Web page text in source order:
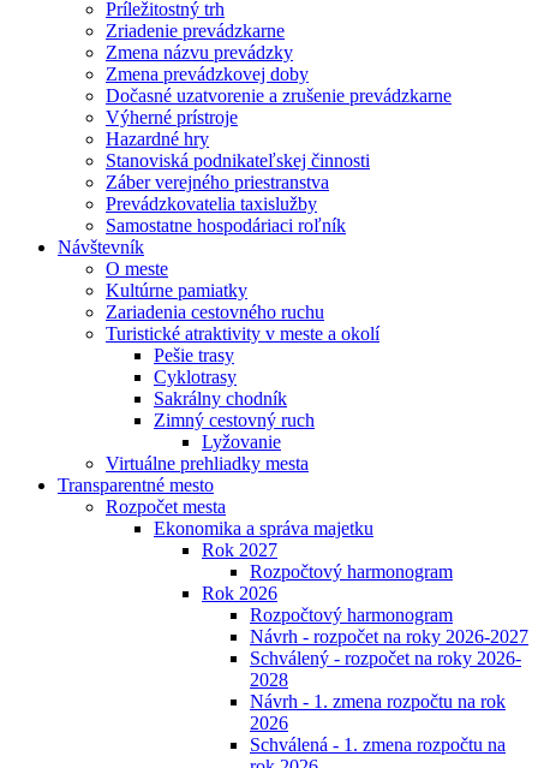
Príležitostný trh
Zriadenie prevádzkarne
Zmena názvu prevádzky
Zmena prevádzkovej doby
Dočasné uzatvorenie a zrušenie prevádzkarne
Výherné prístroje
Hazardné hry
Stanoviská podnikateľskej činnosti
Záber verejného priestranstva
Prevádzkovatelia taxislužby
Samostatne hospodáriaci roľník
Návštevník
O meste
Kultúrne pamiatky
Zariadenia cestovného ruchu
Turistické atraktivity v meste a okolí
Pešie trasy
Cyklotrasy
Sakrálny chodník
Zimný cestovný ruch
Lyžovanie
Virtuálne prehliadky mesta
Transparentné mesto
Rozpočet mesta
Ekonomika a správa majetku
Rok 2027
Rozpočtový harmonogram
Rok 2026
Rozpočtový harmonogram
Návrh - rozpočet na roky 2026-2027
Schválený - rozpočet na roky 2026-
2028
Návrh - 1. zmena rozpočtu na rok
2026
Schválená - 1. zmena rozpočtu na